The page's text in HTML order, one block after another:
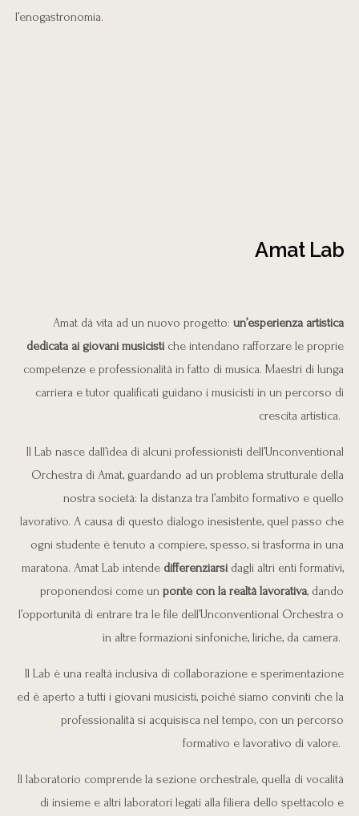
l’enogastronomia.
Amat Lab
Amat dà vita ad un nuovo progetto:un’esperienza artistica
dedicata ai giovani musicisti che intendano rafforzare le proprie
competenze e professionalità in fatto di musica. Maestri di lunga
carriera e tutor qualificati guidano i musicisti in un percorso di
crescita artistica.
Il Lab nasce dall’idea di alcuni professionisti dell’Unconventional
Orchestra di Amat, guardando ad un problema strutturale della
nostra società: la distanza tra l’ambito formativo e quello
lavorativo. A causa di questo dialogo inesistente, quel passo che
ogni studente è tenuto a compiere, spesso, si trasforma in una
maratona. Amat Lab intende differenziarsi dagli altri enti formativi,
proponendosi come unponte con la realtà lavorativa, dando
l’opportunità di entrare tra le file dell’Unconventional Orchestra o
in altre formazioni sinfoniche, liriche, da camera.
Il Lab è una realtà inclusiva di collaborazione e sperimentazione
ed è aperto a tutti i giovani musicisti, poiché siamo convinti che la
professionalità si acquisisca nel tempo, con un percorso
formativo e lavorativo di valore.
Il laboratorio comprende la sezione orchestrale, quella di vocalità
di insieme e altri laboratori legati alla filiera dello spettacolo e